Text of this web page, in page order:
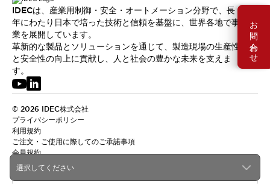
お問い合わせ
選択してください
IDECは、産業用制御・安全・オートメーション分野で、長
年にわたり日本で培った技術と信頼を基盤に、世界各地で事
業を展開しています。
革新的な製品とソリューションを通じて、製造現場の生産性
と安全性の向上に貢献し、人と社会の豊かな未来を支えま
す。
© 2026 IDEC株式会社
プライバシーポリシー
利用規約
ご注文・ご使用に際してのご承諾事項
会員規約
日本